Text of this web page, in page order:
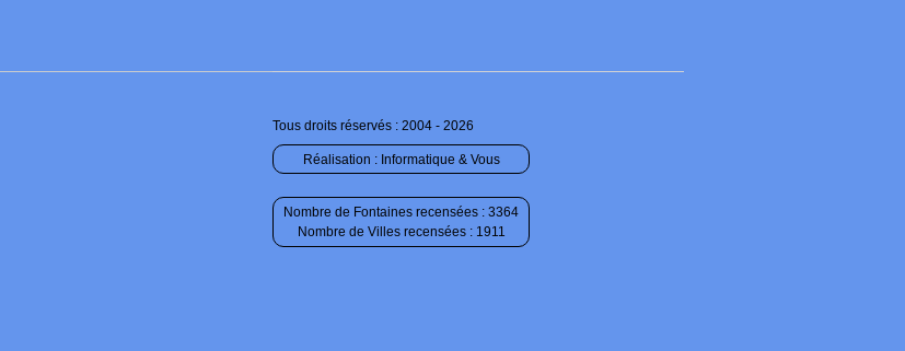
Tous droits réservés : 2004 - 2026
Réalisation : Informatique & Vous
Nombre de Fontaines recensées : 3364
Nombre de Villes recensées : 1911